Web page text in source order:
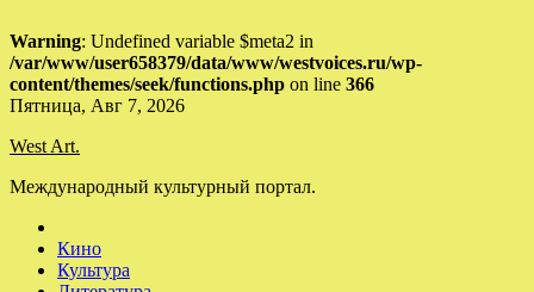
Warning: Undefined variable $meta2 in
/var/www/user658379/data/www/westvoices.ru/wp-
content/themes/seek/functions.php on line 366
Skip
content
Пятница, Авг 7, 2026
West Art.
Международный культурный портал.
Кино
Культура